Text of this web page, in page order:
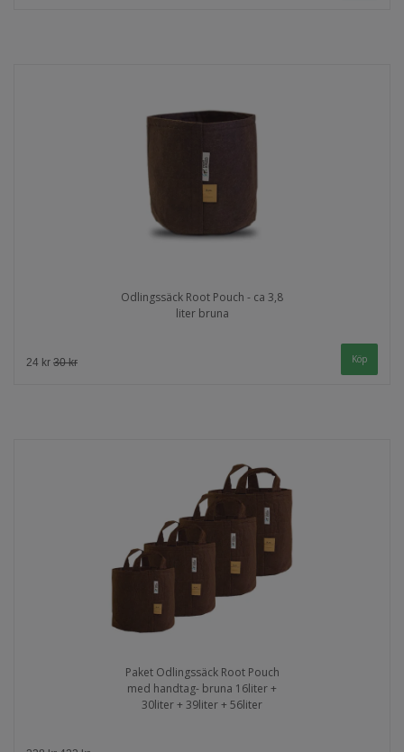
Odlingssäck Root Pouch - ca 3,8
liter bruna
24 kr 30 kr
Paket Odlingssäck Root Pouch
med handtag- bruna 16liter +
30liter + 39liter + 56liter